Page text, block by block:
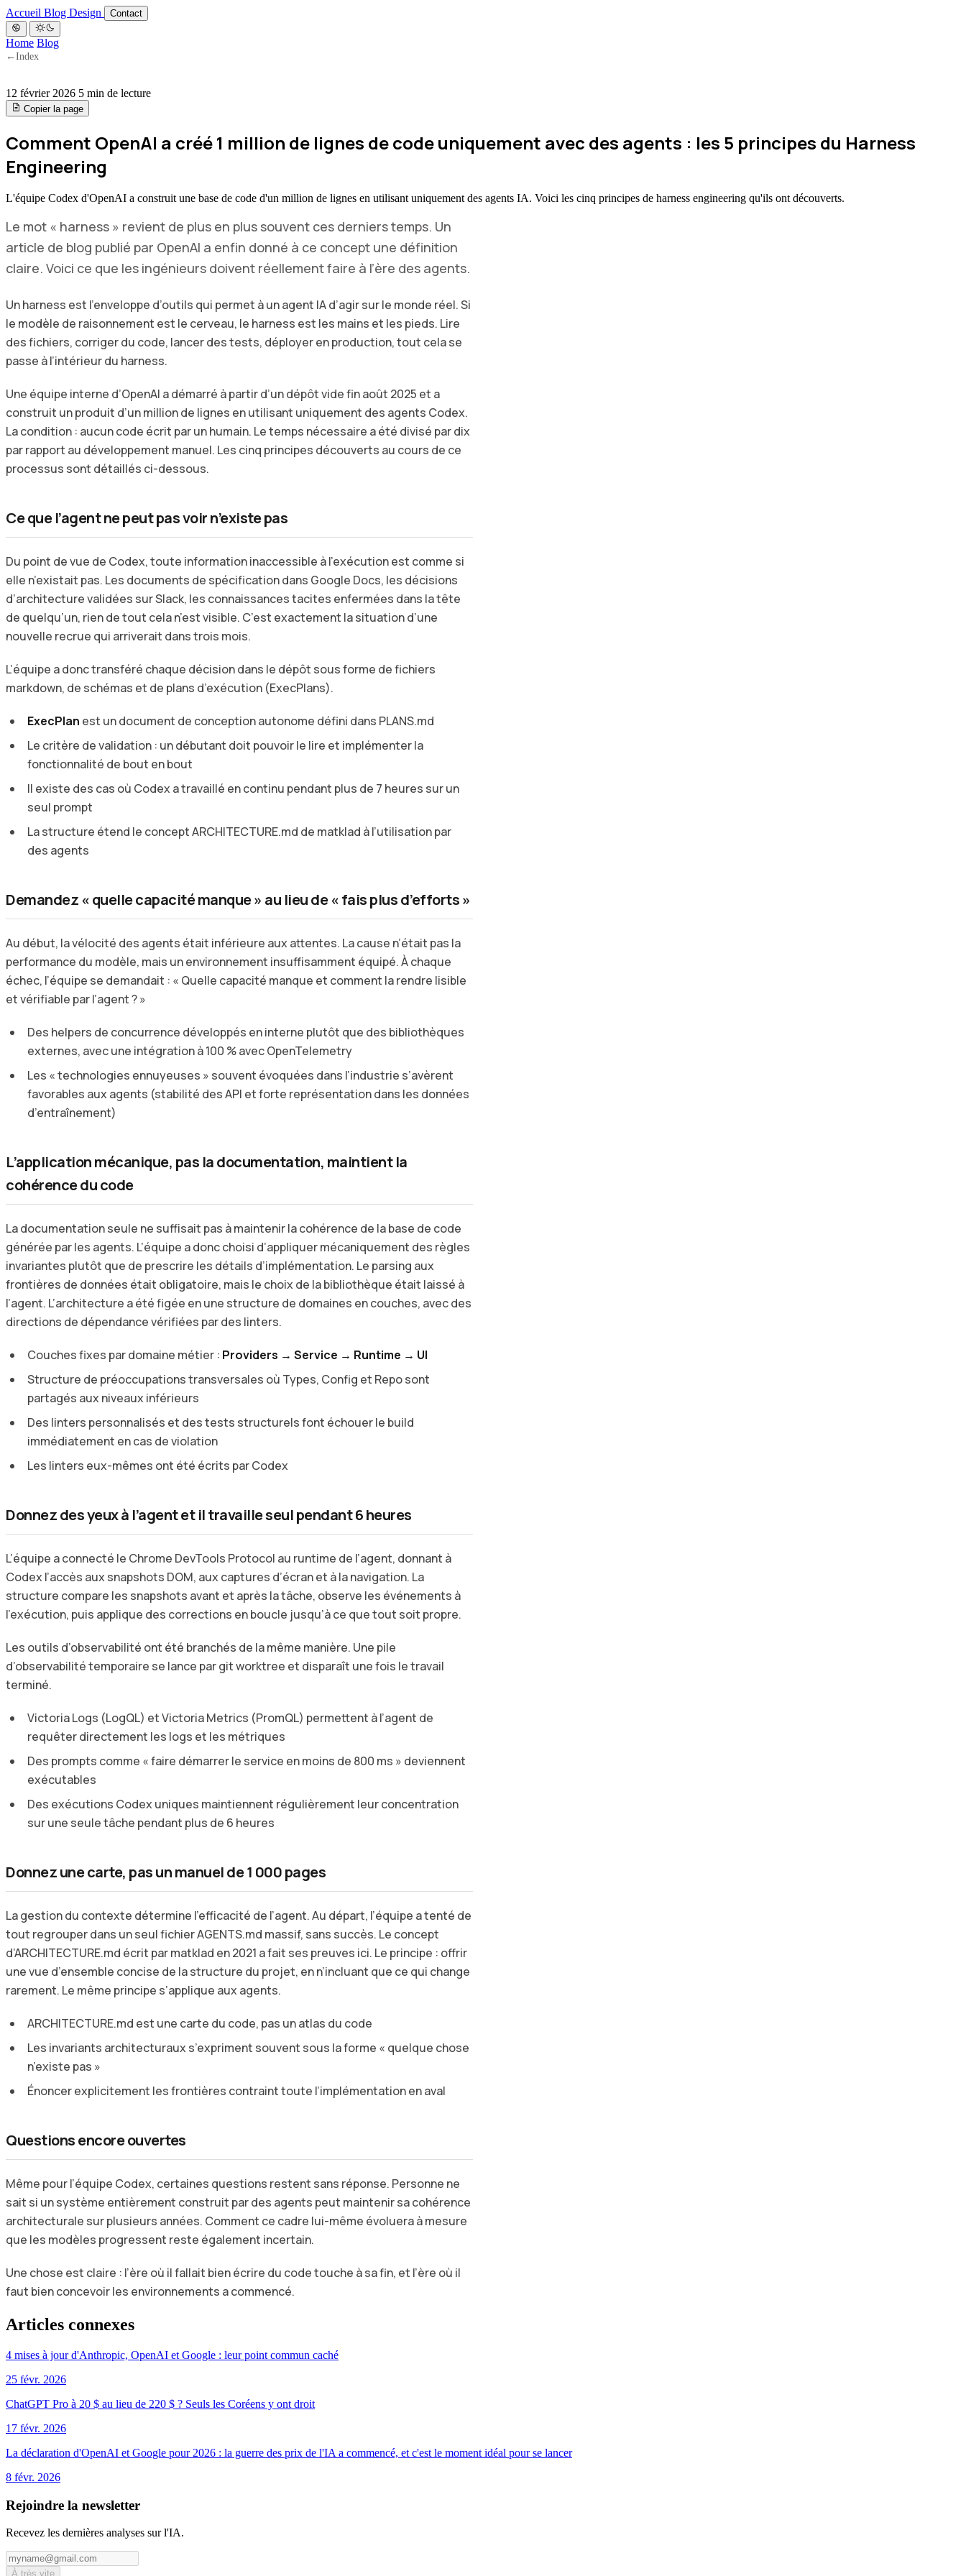
Accueil Blog Design Contact
Home Blog
← Index
12 février 2026 5 min de lecture
Copier la page
Comment OpenAI a créé 1 million de lignes de code uniquement avec des agents : les 5 principes du Harness
Engineering
L'équipe Codex d'OpenAI a construit une base de code d'un million de lignes en utilisant uniquement des agents IA. Voici les cinq principes de harness engineering qu'ils ont découverts.
Le mot « harness » revient de plus en plus souvent ces derniers temps. Un
article de blog publié par OpenAI a enfin donné à ce concept une définition
claire. Voici ce que les ingénieurs doivent réellement faire à l’ère des agents.
Un harness est l’enveloppe d’outils qui permet à un agent IA d’agir sur le monde réel. Si
le modèle de raisonnement est le cerveau, le harness est les mains et les pieds. Lire
des fichiers, corriger du code, lancer des tests, déployer en production, tout cela se
passe à l’intérieur du harness.
Une équipe interne d’OpenAI a démarré à partir d’un dépôt vide fin août 2025 et a
construit un produit d’un million de lignes en utilisant uniquement des agents Codex.
La condition : aucun code écrit par un humain. Le temps nécessaire a été divisé par dix
par rapport au développement manuel. Les cinq principes découverts au cours de ce
processus sont détaillés ci-dessous.
Ce que l’agent ne peut pas voir n’existe pas
Du point de vue de Codex, toute information inaccessible à l’exécution est comme si
elle n’existait pas. Les documents de spécification dans Google Docs, les décisions
d’architecture validées sur Slack, les connaissances tacites enfermées dans la tête
de quelqu’un, rien de tout cela n’est visible. C’est exactement la situation d’une
nouvelle recrue qui arriverait dans trois mois.
L’équipe a donc transféré chaque décision dans le dépôt sous forme de fichiers
markdown, de schémas et de plans d’exécution (ExecPlans).
ExecPlan est un document de conception autonome défini dans PLANS.md
Le critère de validation : un débutant doit pouvoir le lire et implémenter la
fonctionnalité de bout en bout
Il existe des cas où Codex a travaillé en continu pendant plus de 7 heures sur un
seul prompt
La structure étend le concept ARCHITECTURE.md de matklad à l’utilisation par
des agents
Demandez « quelle capacité manque » au lieu de « fais plus d’efforts »
Au début, la vélocité des agents était inférieure aux attentes. La cause n’était pas la
performance du modèle, mais un environnement insuffisamment équipé. À chaque
échec, l’équipe se demandait : « Quelle capacité manque et comment la rendre lisible
et vérifiable par l’agent ? »
Des helpers de concurrence développés en interne plutôt que des bibliothèques
externes, avec une intégration à 100 % avec OpenTelemetry
Les « technologies ennuyeuses » souvent évoquées dans l’industrie s’avèrent
favorables aux agents (stabilité des API et forte représentation dans les données
d’entraînement)
L’application mécanique, pas la documentation, maintient la
cohérence du code
La documentation seule ne suffisait pas à maintenir la cohérence de la base de code
générée par les agents. L’équipe a donc choisi d’appliquer mécaniquement des règles
invariantes plutôt que de prescrire les détails d’implémentation. Le parsing aux
frontières de données était obligatoire, mais le choix de la bibliothèque était laissé à
l’agent. L’architecture a été figée en une structure de domaines en couches, avec des
directions de dépendance vérifiées par des linters.
Couches fixes par domaine métier : Providers → Service → Runtime → UI
Structure de préoccupations transversales où Types, Config et Repo sont
partagés aux niveaux inférieurs
Des linters personnalisés et des tests structurels font échouer le build
immédiatement en cas de violation
Les linters eux-mêmes ont été écrits par Codex
Donnez des yeux à l’agent et il travaille seul pendant 6 heures
L’équipe a connecté le Chrome DevTools Protocol au runtime de l’agent, donnant à
Codex l’accès aux snapshots DOM, aux captures d’écran et à la navigation. La
structure compare les snapshots avant et après la tâche, observe les événements à
l’exécution, puis applique des corrections en boucle jusqu’à ce que tout soit propre.
Les outils d’observabilité ont été branchés de la même manière. Une pile
d’observabilité temporaire se lance par git worktree et disparaît une fois le travail
terminé.
Victoria Logs (LogQL) et Victoria Metrics (PromQL) permettent à l’agent de
requêter directement les logs et les métriques
Des prompts comme « faire démarrer le service en moins de 800 ms » deviennent
exécutables
Des exécutions Codex uniques maintiennent régulièrement leur concentration
sur une seule tâche pendant plus de 6 heures
Donnez une carte, pas un manuel de 1 000 pages
La gestion du contexte détermine l’efficacité de l’agent. Au départ, l’équipe a tenté de
tout regrouper dans un seul fichier AGENTS.md massif, sans succès. Le concept
d’ARCHITECTURE.md écrit par matklad en 2021 a fait ses preuves ici. Le principe : offrir
une vue d’ensemble concise de la structure du projet, en n’incluant que ce qui change
rarement. Le même principe s’applique aux agents.
ARCHITECTURE.md est une carte du code, pas un atlas du code
Les invariants architecturaux s’expriment souvent sous la forme « quelque chose
n’existe pas »
Énoncer explicitement les frontières contraint toute l’implémentation en aval
Questions encore ouvertes
Même pour l’équipe Codex, certaines questions restent sans réponse. Personne ne
sait si un système entièrement construit par des agents peut maintenir sa cohérence
architecturale sur plusieurs années. Comment ce cadre lui-même évoluera à mesure
que les modèles progressent reste également incertain.
Une chose est claire : l’ère où il fallait bien écrire du code touche à sa fin, et l’ère où il
faut bien concevoir les environnements a commencé.
Articles connexes
4 mises à jour d'Anthropic, OpenAI et Google : leur point commun caché
25 févr. 2026
ChatGPT Pro à 20 $ au lieu de 220 $ ? Seuls les Coréens y ont droit
17 févr. 2026
La déclaration d'OpenAI et Google pour 2026 : la guerre des prix de l'IA a commencé, et c'est le moment idéal pour se lancer
8 févr. 2026
Rejoindre la newsletter
Recevez les dernières analyses sur l'IA.
À très vite